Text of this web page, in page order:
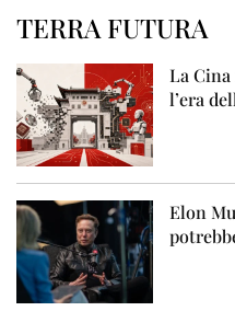
TERRA FUTURA
La
l’era
Elon